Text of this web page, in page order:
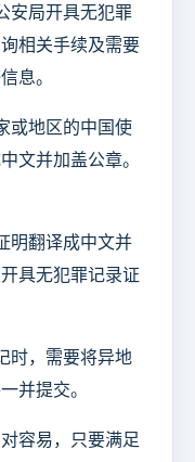
安局开具无犯罪
相关手续及需要
息。
或地区的中国使
文并加盖公章。
明翻译成中文并
具无犯罪记录证
时，需要将异地
并提交。
容易，只要满足